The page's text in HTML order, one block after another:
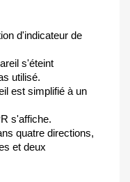
d'indicateur de
s'éteint
utilisé.
est simplifié à un
s'affiche.
quatre directions,
et deux